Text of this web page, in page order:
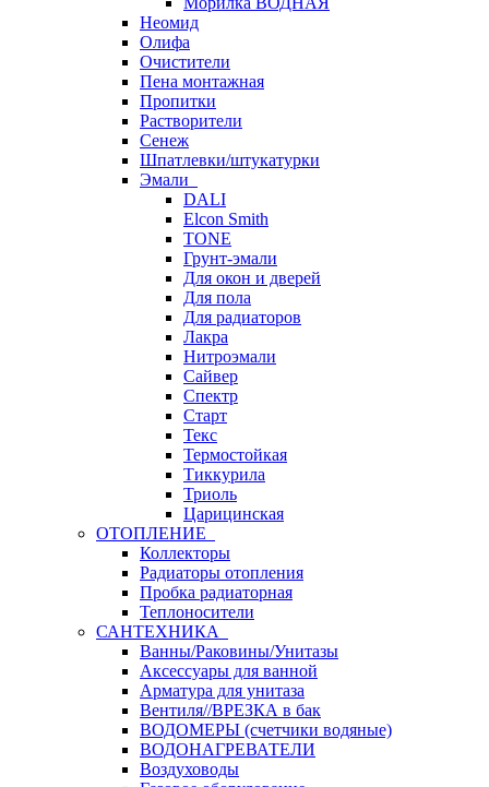
Неомид
Олифа
Очистители
Пена монтажная
Пропитки
Растворители
Сенеж
Шпатлевки/штукатурки
Эмали
DALI
Elcon Smith
TONE
Грунт-эмали
Для окон и дверей
Для пола
Для радиаторов
Лакра
Нитроэмали
Сайвер
Спектр
Старт
Текс
Термостойкая
Тиккурила
Триоль
Царицинская
ОТОПЛЕНИЕ
Коллекторы
Радиаторы отопления
Пробка радиаторная
Теплоносители
САНТЕХНИКА
Ванны/Раковины/Унитазы
Аксессуары для ванной
Арматура для унитаза
Вентиля//ВРЕЗКА в бак
ВОДОМЕРЫ (счетчики водяные)
ВОДОНАГРЕВАТЕЛИ
Воздуховоды